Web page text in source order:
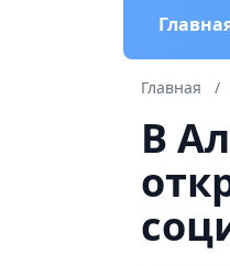
Главная /
В